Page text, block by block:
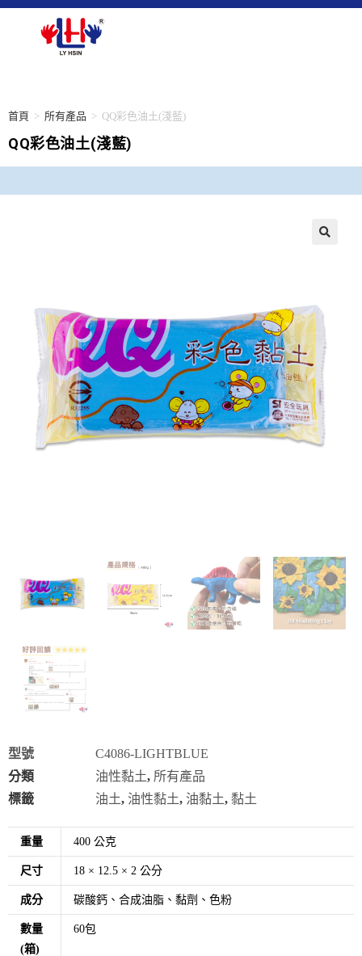
首頁 > 所有產品 > QQ彩色油土(淺藍)
QQ彩色油土(淺藍)
型號
C4086-LIGHTBLUE
分類
油性黏土, 所有產品
標籤
油土, 油性黏土, 油黏土, 黏土
重量 400 公克
尺寸 18 × 12.5 × 2 公分
成分 碳酸鈣、合成油脂、黏劑、色粉
數量
(箱)
60包